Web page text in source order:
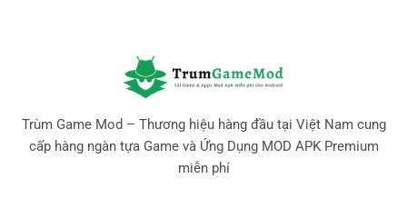
Trùm Game Mod – Thương hiệu hàng đầu tại Việt Nam cung
cấp hàng ngàn tựa Game và Ứng Dụng MOD APK Premium
miễn phí